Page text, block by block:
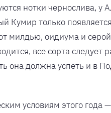
нотки чернослива, у
Кумир только
милдью, оидиума и
все сорта следует
она должна успеть и в
условиям этого года